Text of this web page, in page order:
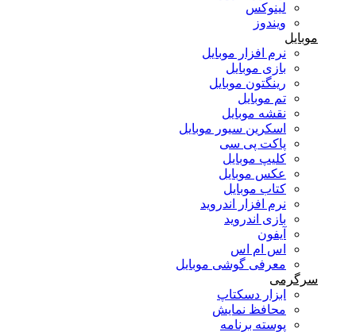
لینوکس
ویندوز
موبایل
نرم افزار موبایل
بازی موبایل
رینگتون موبایل
تم موبایل
نقشه موبایل
اسکرین سیور موبایل
پاکت پی سی
کلیپ موبایل
عکس موبایل
کتاب موبایل
نرم افزار اندروید
بازی اندروید
آیفون
اس ام اس
معرفی گوشی موبایل
سرگرمی
ابزار دسکتاپ
محافظ نمایش
پوسته برنامه